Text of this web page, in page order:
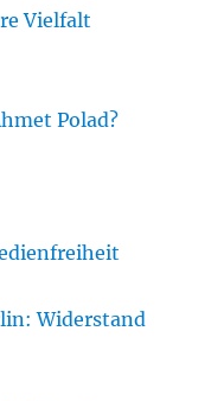
Vielfalt
Polad?
Widerstand